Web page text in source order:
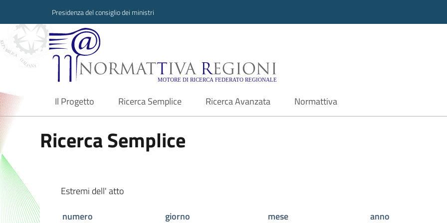
Presidenza del consiglio dei ministri
Normattiva Regioni - Motore di ricerca
Il Progetto
current Ricerca Semplice Ricerca Avanzata Normattiva
Ricerca Semplice
Estremi dell' atto
numero
giorno mese
anno